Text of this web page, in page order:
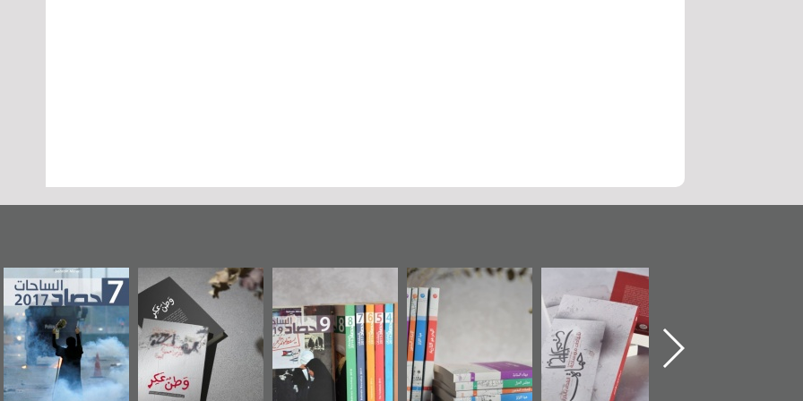
تصنيف موضوعي
للوثائق البريطانية
يقدمه «مركز أوال»
في سلسلة من 5
كتب
"مرآة البحرين"
جديدة لمعتقل
عسكري تصدر عن
«مرآة البحرين»
حصاد 2017
عاشوراء البحرين...
ويكيليكس السفارة
الأمريكية